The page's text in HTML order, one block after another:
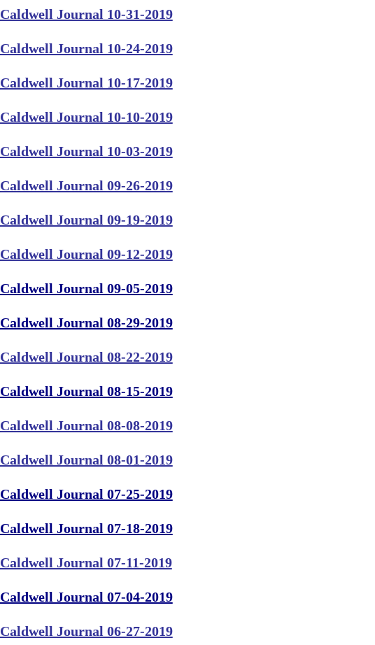
Caldwell Journal 10-31-2019
Caldwell Journal 10-24-2019
Caldwell Journal 10-17-2019
Caldwell Journal 10-10-2019
Caldwell Journal 10-03-2019
Caldwell Journal 09-26-2019
Caldwell Journal 09-19-2019
Caldwell Journal 09-12-2019
Caldwell Journal 09-05-2019
Caldwell Journal 08-29-2019
Caldwell Journal 08-22-2019
Caldwell Journal 08-15-2019
Caldwell Journal 08-08-2019
Caldwell Journal 08-01-2019
Caldwell Journal 07-25-2019
Caldwell Journal 07-18-2019
Caldwell Journal 07-11-2019
Caldwell Journal 07-04-2019
Caldwell Journal 06-27-2019